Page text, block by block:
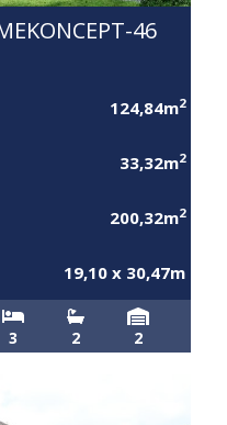
46
124,84m2
33,32m2
200,32m2
19,10 x 30,47m
3 2 2